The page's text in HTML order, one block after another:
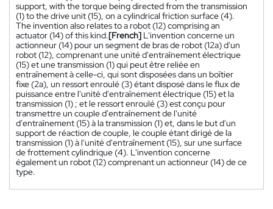
support, with the torque being directed from the transmission
(1) to the drive unit (15), on a cylindrical friction surface (4).
The invention also relates to a robot (12) comprising an
actuator (14) of this kind.[French] L'invention concerne un
actionneur (14) pour un segment de bras de robot (12a) d'un
robot (12), comprenant une unité d'entraînement électrique
(15) et une transmission (1) qui peut être reliée en
entraînement à celle-ci, qui sont disposées dans un boîtier
fixe (2a), un ressort enroulé (3) étant disposé dans le flux de
puissance entre l'unité d'entraînement électrique (15) et la
transmission (1) ; et le ressort enroulé (3) est conçu pour
transmettre un couple d'entraînement de l'unité
d'entraînement (15) à la transmission (1) et, dans le but d'un
support de réaction de couple, le couple étant dirigé de la
transmission (1) à l'unité d'entraînement (15), sur une surface
de frottement cylindrique (4). L'invention concerne
également un robot (12) comprenant un actionneur (14) de ce
type.